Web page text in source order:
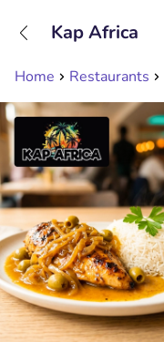
Home Restaurants
Kap Africa